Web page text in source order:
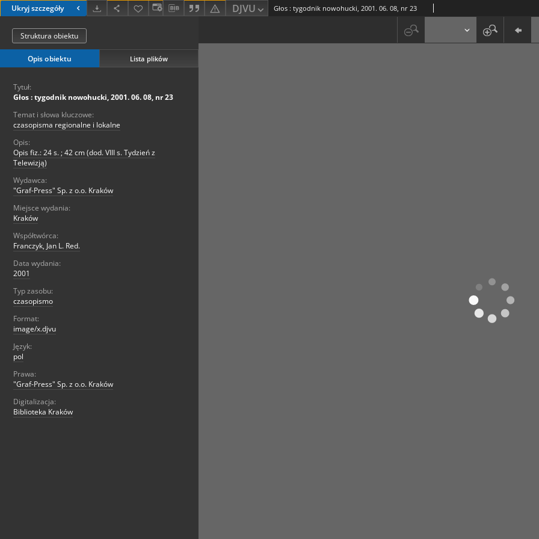
Ukryj szczegóły DJVU Głos : tygodnik nowohucki, 2001. 06. 08, nr 23
Struktura obiektu
Opis obiektu Lista plików
Tytuł:
Głos : tygodnik nowohucki, 2001. 06. 08, nr 23
Temat i słowa kluczowe:
czasopisma regionalne i lokalne
Opis:
Opis fiz.: 24 s. ; 42 cm (dod. VIII s. Tydzień z
Telewizją)
Wydawca:
"Graf-Press" Sp. z o.o. Kraków
Miejsce wydania:
Kraków
Współtwórca:
Franczyk, Jan L. Red.
Data wydania:
2001
Typ zasobu:
czasopismo
Format:
image/x.djvu
Język:
pol
Prawa:
"Graf-Press" Sp. z o.o. Kraków
Digitalizacja:
Biblioteka Kraków